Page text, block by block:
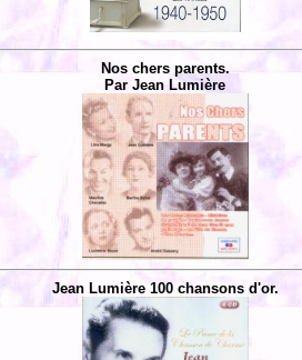
Nos chers parents.
Par Jean Lumière
Jean Lumière 100 chansons d'or.